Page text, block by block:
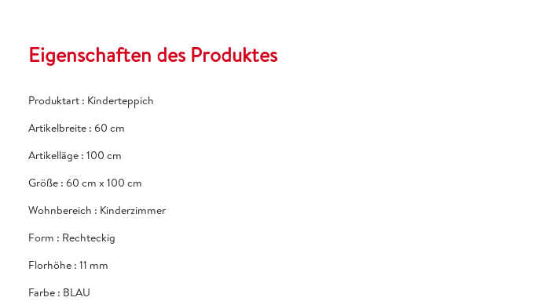
Eigenschaften des Produktes
Produktart : Kinderteppich
Artikelbreite : 60 cm
Artikelläge : 100 cm
Größe : 60 cm x 100 cm
Wohnbereich : Kinderzimmer
Form : Rechteckig
Florhöhe : 11 mm
Farbe : BLAU